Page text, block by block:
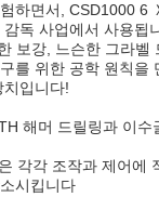
하면서, CSD1000 6
독 사업에서 사용됩
보강, 느슨한 그라벨
를 위한 공학 원칙을
입니다!
해머 드릴링과 이수
각각 조작과 제어에
시킵니다